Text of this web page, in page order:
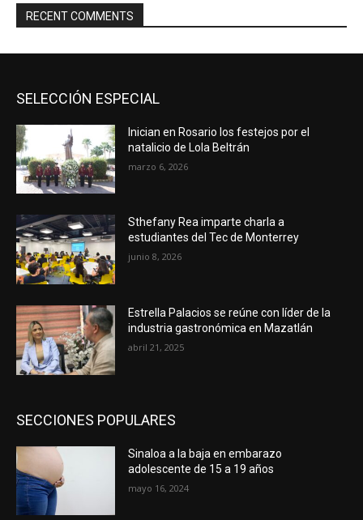
RECENT COMMENTS
SELECCIÓN ESPECIAL
Inician en Rosario los festejos por el
natalicio de Lola Beltrán
marzo 6, 2026
Sthefany Rea imparte charla a
estudiantes del Tec de Monterrey
junio 8, 2026
Estrella Palacios se reúne con líder de la
industria gastronómica en Mazatlán
abril 21, 2025
SECCIONES POPULARES
Sinaloa a la baja en embarazo
adolescente de 15 a 19 años
mayo 16, 2024